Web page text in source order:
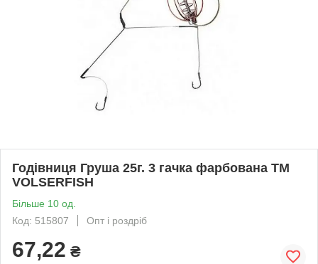
Годівниця Груша 25г. 3 гачка фарбована ТМ
VOLSERFISH
Більше 10 од.
Код: 515807
Опт і роздріб
67,22 ₴